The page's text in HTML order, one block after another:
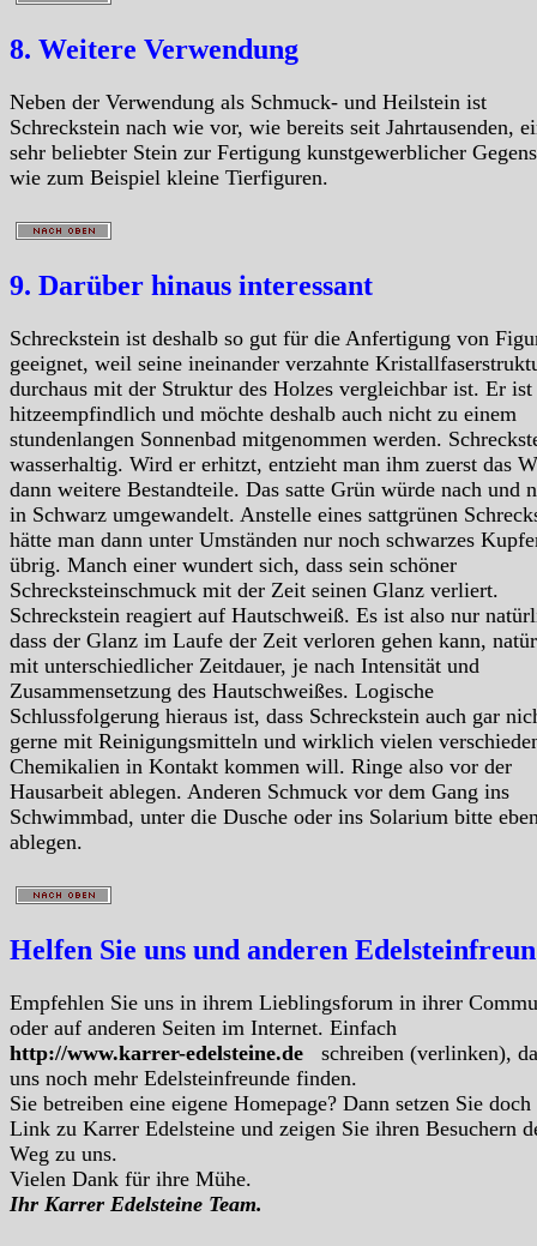
8. Weitere Verwendung
Neben der Verwendung als Schmuck- und Heilstein ist
Schreckstein nach wie vor, wie bereits seit Jahrtausenden,
sehr beliebter Stein zur Fertigung kunstgewerblicher
wie zum Beispiel kleine Tierfiguren.
9. Darüber hinaus interessant
Schreckstein ist deshalb so gut für die Anfertigung von
geeignet, weil seine ineinander verzahnte
durchaus mit der Struktur des Holzes vergleichbar ist. Er ist
hitzeempfindlich und möchte deshalb auch nicht zu einem
stundenlangen Sonnenbad mitgenommen werden.
wasserhaltig. Wird er erhitzt, entzieht man ihm zuerst das
dann weitere Bestandteile. Das satte Grün würde nach und
in Schwarz umgewandelt. Anstelle eines sattgrünen
hätte man dann unter Umständen nur noch schwarzes
übrig. Manch einer wundert sich, dass sein schöner
Schrecksteinschmuck mit der Zeit seinen Glanz verliert.
Schreckstein reagiert auf Hautschweiß. Es ist also nur
dass der Glanz im Laufe der Zeit verloren gehen kann,
mit unterschiedlicher Zeitdauer, je nach Intensität und
Zusammensetzung des Hautschweißes. Logische
Schlussfolgerung hieraus ist, dass Schreckstein auch gar
gerne mit Reinigungsmitteln und wirklich vielen
Chemikalien in Kontakt kommen will. Ringe also vor der
Hausarbeit ablegen. Anderen Schmuck vor dem Gang ins
Schwimmbad, unter die Dusche oder ins Solarium bitte
ablegen.
Helfen Sie uns und anderen
Empfehlen Sie uns in ihrem Lieblingsforum in ihrer
oder auf anderen Seiten im Internet. Einfach
http://www.karrer-edelsteine.de
schreiben (verlinken),
uns noch mehr Edelsteinfreunde finden.
Sie betreiben eine eigene Homepage? Dann setzen Sie doch
Link zu Karrer Edelsteine und zeigen Sie ihren Besuchern
Weg zu uns.
Vielen Dank für ihre Mühe.
Ihr Karrer Edelsteine Team.